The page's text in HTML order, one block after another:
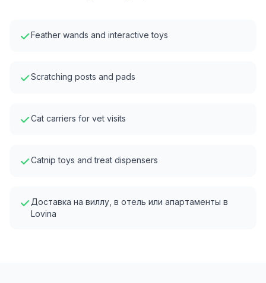
Feather wands and interactive toys
Scratching posts and pads
Cat carriers for vet visits
Catnip toys and treat dispensers
Доставка на виллу, в отель или апартаменты в
Lovina